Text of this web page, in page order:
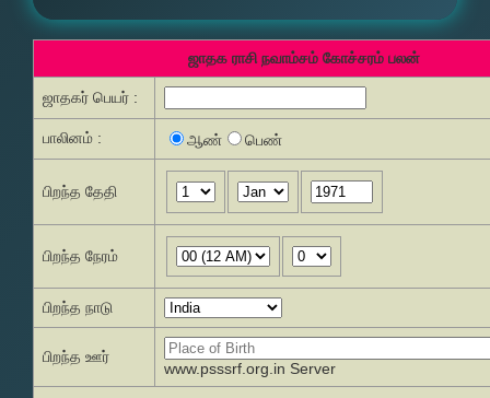
ஜாதக ராசி நவாம்சம் கோச்சரம் பலன்
ஜாதகர் பெயர் :
பாலினம் : ஆண் பெண்
பிறந்த தேதி
பிறந்த நேரம்
பிறந்த நாடு
பிறந்த ஊர்
www.psssrf.org.in Server